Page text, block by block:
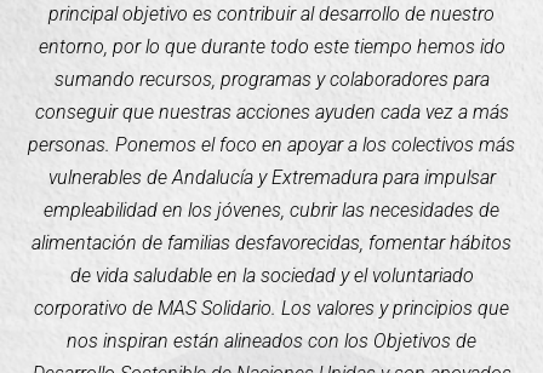
principal objetivo es contribuir al desarrollo de nuestro
entorno, por lo que durante todo este tiempo hemos ido
sumando recursos, programas y colaboradores para
conseguir que nuestras acciones ayuden cada vez a más
personas. Ponemos el foco en apoyar a los colectivos más
vulnerables de Andalucía y Extremadura para impulsar
empleabilidad en los jóvenes, cubrir las necesidades de
alimentación de familias desfavorecidas, fomentar hábitos
de vida saludable en la sociedad y el voluntariado
corporativo de MAS Solidario. Los valores y principios que
nos inspiran están alineados con los Objetivos de